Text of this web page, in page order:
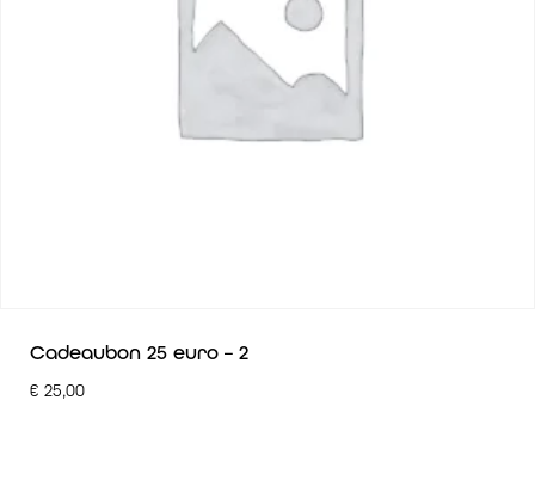
Cadeaubon 25 euro – 2
€ 25,00